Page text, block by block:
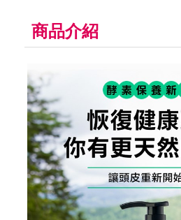
商品介紹